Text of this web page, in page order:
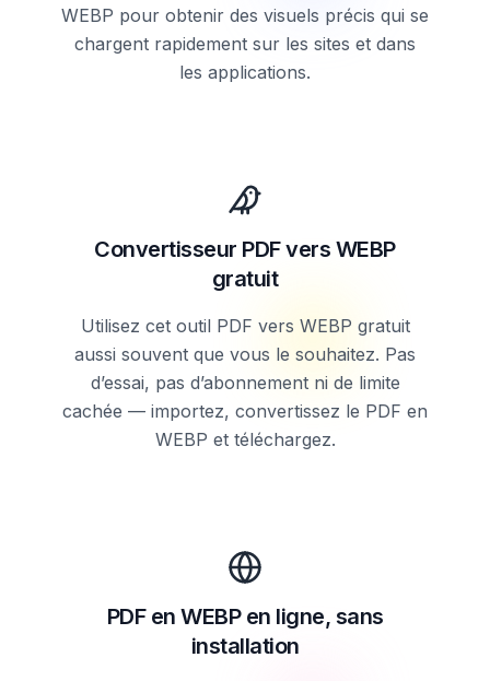
WEBP pour obtenir des visuels précis qui se
chargent rapidement sur les sites et dans
les applications.
Convertisseur PDF vers WEBP
gratuit
Utilisez cet outil PDF vers WEBP gratuit
aussi souvent que vous le souhaitez. Pas
d’essai, pas d’abonnement ni de limite
cachée — importez, convertissez le PDF en
WEBP et téléchargez.
PDF en WEBP en ligne, sans
installation